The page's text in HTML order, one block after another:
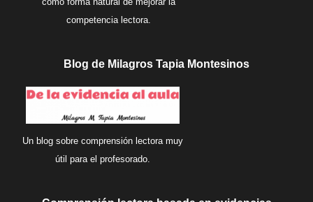
competencia lectora.
Blog de Milagros Tapia Montesinos
Un blog sobre comprensión lectora muy
útil para el profesorado.